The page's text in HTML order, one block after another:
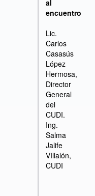
al
encuentro
Lic.
Carlos
Casasús
López
Hermosa,
Director
General
del
CUDI.
Ing.
Salma
Jalife
VIllalón,
CUDI